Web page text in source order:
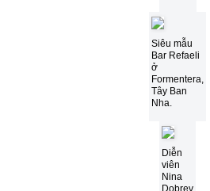
Siêu mẫu
Bar Refaeli
ở
Formentera,
Tây Ban
Nha.
Diễn
viên
Nina
Dobrev